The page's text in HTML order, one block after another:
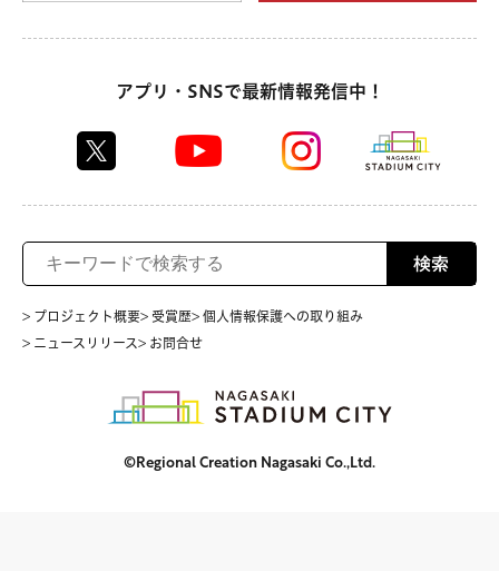
アプリ・SNSで最新情報発信中！
検索
> プロジェクト概要> 受賞歴> 個人情報保護への取り組み
> ニュースリリース> お問合せ
©Regional Creation Nagasaki Co.,Ltd.